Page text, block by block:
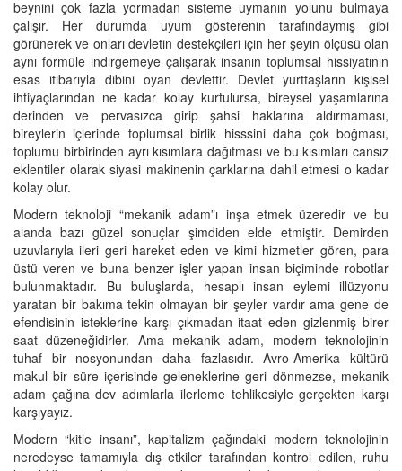
beynini çok fazla yormadan sisteme uymanın yolunu bulmaya
çalışır. Her durumda uyum gösterenin tarafındaymış gibi
görünerek ve onları devletin destekçileri için her şeyin ölçüsü olan
aynı formüle indirgemeye çalışarak insanın toplumsal hissiyatının
esas itibarıyla dibini oyan devlettir. Devlet yurttaşların kişisel
ihtiyaçlarından ne kadar kolay kurtulursa, bireysel yaşamlarına
derinden ve pervasızca girip şahsi haklarına aldırmaması,
bireylerin içlerinde toplumsal birlik hisssini daha çok boğması,
toplumu birbirinden ayrı kısımlara dağıtması ve bu kısımları cansız
eklentiler olarak siyasi makinenin çarklarına dahil etmesi o kadar
kolay olur.
Modern teknoloji “mekanik adam”ı inşa etmek üzeredir ve bu
alanda bazı güzel sonuçlar şimdiden elde etmiştir. Demirden
uzuvlarıyla ileri geri hareket eden ve kimi hizmetler gören, para
üstü veren ve buna benzer işler yapan insan biçiminde robotlar
bulunmaktadır. Bu buluşlarda, hesaplı insan eylemi illüzyonu
yaratan bir bakıma tekin olmayan bir şeyler vardır ama gene de
efendisinin isteklerine karşı çıkmadan itaat eden gizlenmiş birer
saat düzeneğidirler. Ama mekanik adam, modern teknolojinin
tuhaf bir nosyonundan daha fazlasıdır. Avro-Amerika kültürü
makul bir süre içerisinde geleneklerine geri dönmezse, mekanik
adam çağına dev adımlarla ilerleme tehlikesiyle gerçekten karşı
karşıyayız.
Modern “kitle insanı”, kapitalizm çağındaki modern teknolojinin
neredeyse tamamıyla dış etkiler tarafından kontrol edilen, ruhu